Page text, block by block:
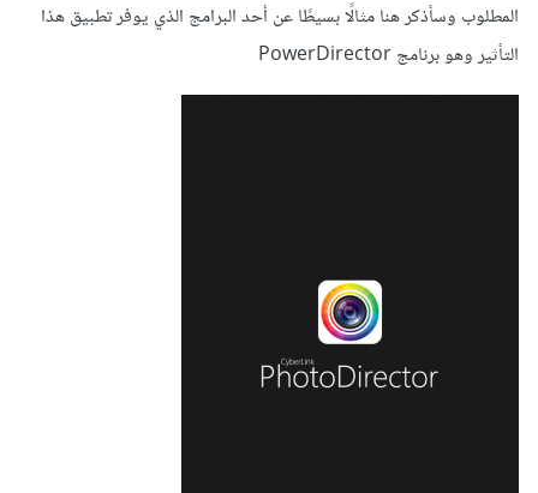
المطلوب وسأذكر هنا مثالًا بسيطًا عن أحد البرامج الذي يوفر تطبيق هذا
التأثير وهو برنامج PowerDirector